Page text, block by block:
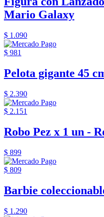
Mario Galaxy
$ 1.090
$ 981
Pelota gigante 45
$ 2.390
$ 2.151
Robo Pez x 1 un -
$ 899
$ 809
Barbie
$ 1.290